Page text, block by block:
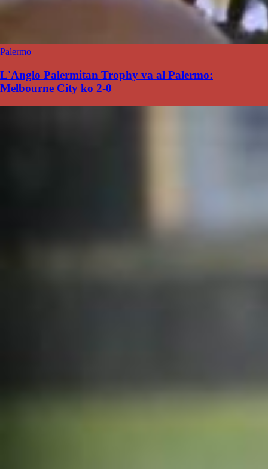
Palermo
L'Anglo Palermitan Trophy va al Palermo:
Melbourne City ko 2-0